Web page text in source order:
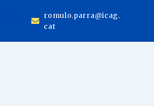
romulo.parra@icag.
cat